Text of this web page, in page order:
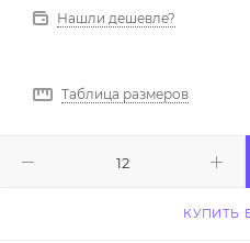
Нашли дешевле?
Таблица размеров
КУПИТЬ